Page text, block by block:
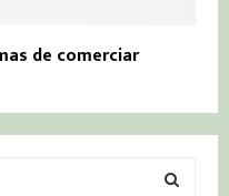
de comerciar